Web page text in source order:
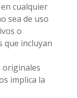
cualquier
sea de uso
o
que incluyan
originales
implica la